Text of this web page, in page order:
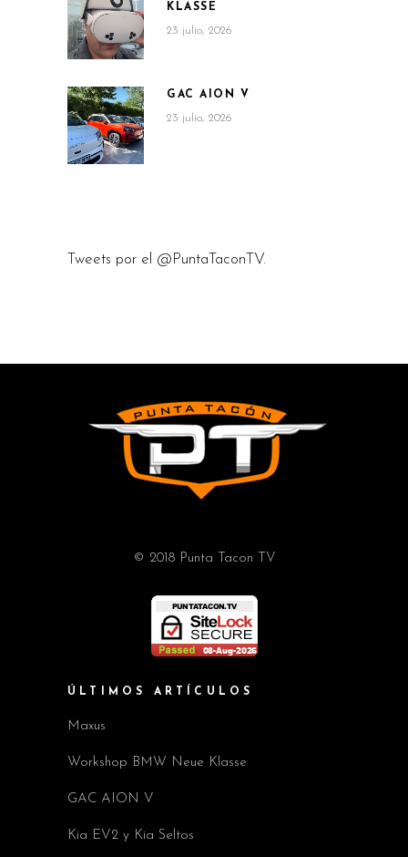
KLASSE
23 julio, 2026
GAC AION V
23 julio, 2026
Tweets por el @PuntaTaconTV.
© 2018 Punta Tacon TV
ÚLTIMOS ARTÍCULOS
Maxus
Workshop BMW Neue Klasse
GAC AION V
Kia EV2 y Kia Seltos